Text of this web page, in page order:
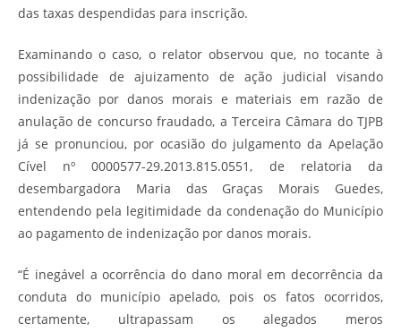
das taxas despendidas para inscrição.
Examinando o caso, o relator observou que, no tocante à
possibilidade de ajuizamento de ação judicial visando
indenização por danos morais e materiais em razão de
anulação de concurso fraudado, a Terceira Câmara do TJPB
já se pronunciou, por ocasião do julgamento da Apelação
Cível nº 0000577-29.2013.815.0551, de relatoria da
desembargadora Maria das Graças Morais Guedes,
entendendo pela legitimidade da condenação do Município
ao pagamento de indenização por danos morais.
“É inegável a ocorrência do dano moral em decorrência da
conduta do município apelado, pois os fatos ocorridos,
certamente, ultrapassam os alegados meros